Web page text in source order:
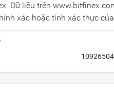
Dữ liệu trên
xác hoặc tính xác thực